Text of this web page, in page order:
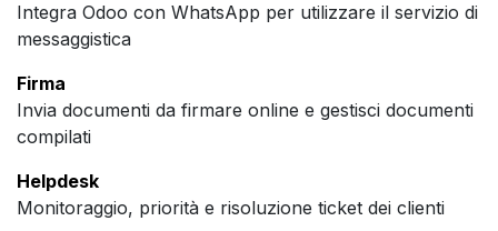
Integra Odoo con WhatsApp per utilizzare il servizio di
messaggistica
Firma
Invia documenti da firmare online e gestisci documenti
compilati
Helpdesk
Monitoraggio, priorità e risoluzione ticket dei clienti